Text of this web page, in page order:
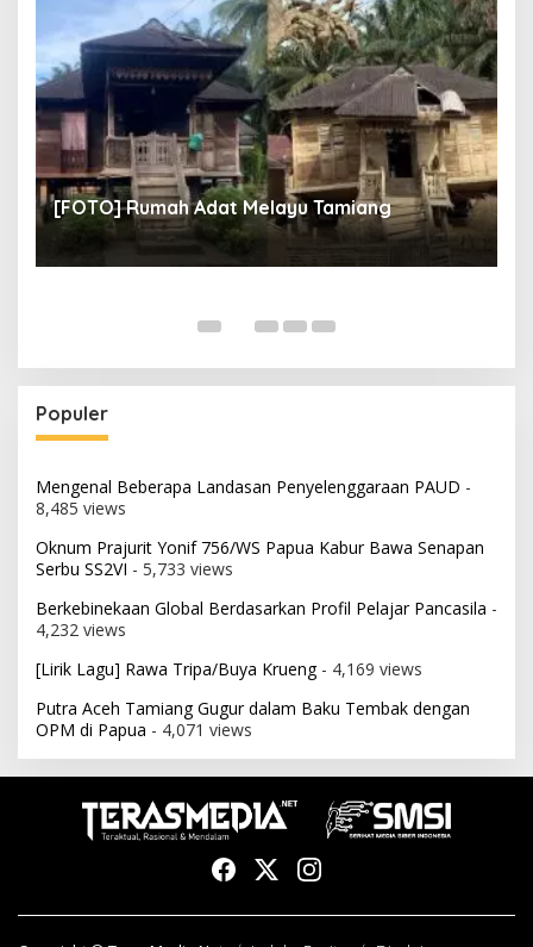
[FOTO] Rumah Adat Melayu Tamiang
Populer
Mengenal Beberapa Landasan Penyelenggaraan PAUD -
8,485 views
Oknum Prajurit Yonif 756/WS Papua Kabur Bawa Senapan
Serbu SS2VI - 5,733 views
Berkebinekaan Global Berdasarkan Profil Pelajar Pancasila -
4,232 views
[Lirik Lagu] Rawa Tripa/Buya Krueng- 4,169 views
Putra Aceh Tamiang Gugur dalam Baku Tembak dengan
OPM di Papua - 4,071 views